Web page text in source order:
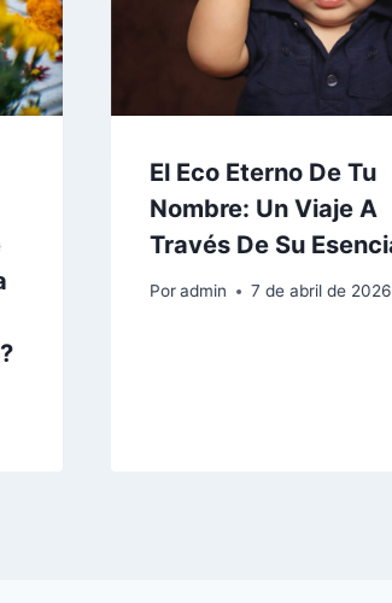
El Eco Eterno De Tu
Nombre: Un Viaje A
Través De Su
Por admin 7 de abril de 2026